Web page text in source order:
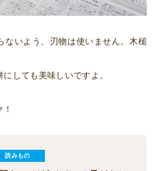
ないよう、刃物は使いません。木槌
しても美味しいですよ。
読みもの